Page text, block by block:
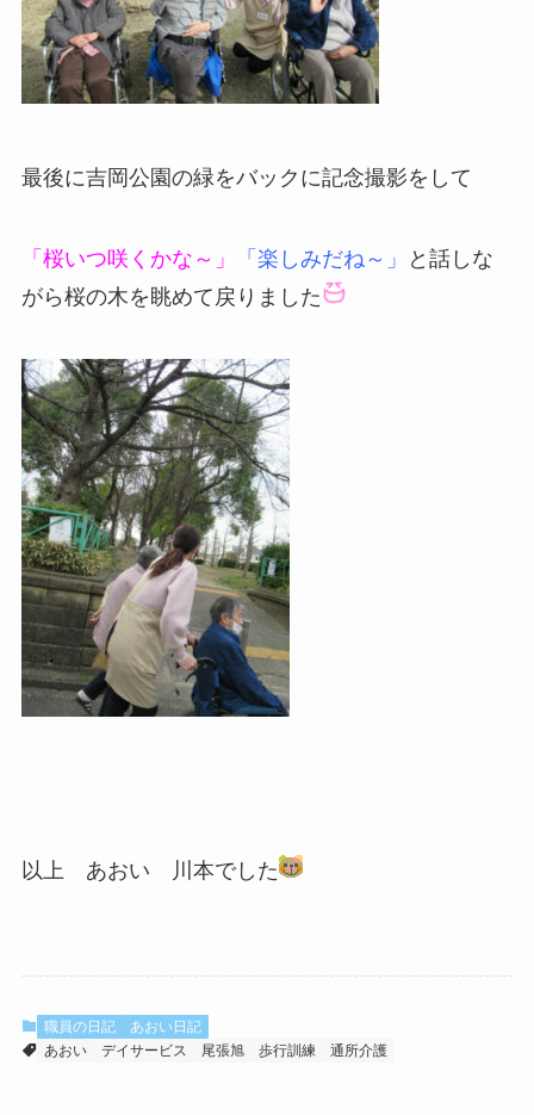
最後に吉岡公園の緑をバックに記念撮影をして
「桜いつ咲くかな～」 「楽しみだね～」
と話しな
がら桜の木を眺めて戻りました
以上 あおい 川本でした
職員の日記
あおい日記
あおい
デイサービス 尾張旭 歩行訓練 通所介護